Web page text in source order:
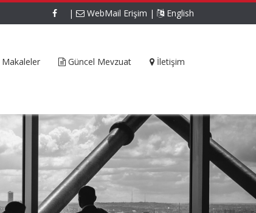
| WebMail Erişim | English
Makaleler Güncel Mevzuat İletişim